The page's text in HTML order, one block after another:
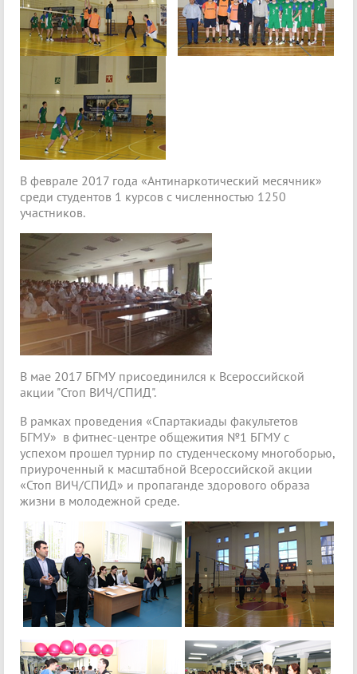
В феврале 2017 года «Антинаркотический месячник»
среди студентов 1 курсов с численностью 1250
участников.
В мае 2017 БГМУ присоединился к Всероссийской
акции "Стоп ВИЧ/СПИД".
В рамках проведения «Спартакиады факультетов
БГМУ» в фитнес-центре общежития №1 БГМУ с
успехом прошел турнир по студенческому многоборью,
приуроченный к масштабной Всероссийской акции
«Стоп ВИЧ/СПИД» и пропаганде здорового образа
жизни в молодежной среде.